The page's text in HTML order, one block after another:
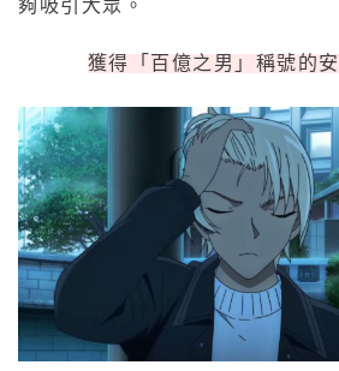
夠吸引大眾。
獲得「百億之男」稱號的安